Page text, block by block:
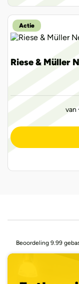
Riese & Müller
van
Actie
Beoordeling 9.99